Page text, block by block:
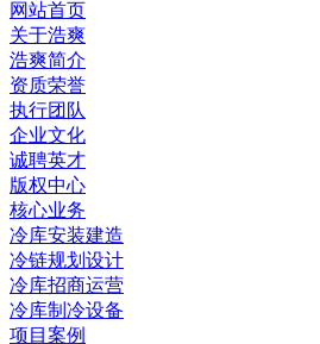
网站首页
关于浩爽
浩爽简介
资质荣誉
执行团队
企业文化
诚聘英才
版权中心
核心业务
冷库安装建造
冷链规划设计
冷库招商运营
冷库制冷设备
项目案例